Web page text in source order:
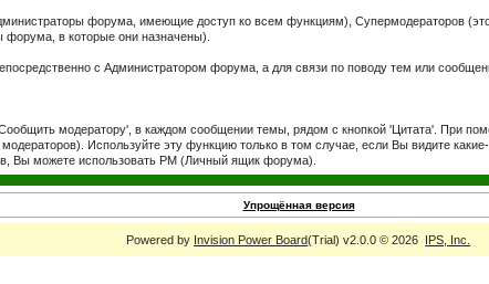
форума, имеющие доступ ко всем функциям), Супермодераторов
в которые они назначены).
с Администратором форума, а для связи по поводу тем или
модератору', в каждом сообщении темы, рядом с кнопкой 'Цитата'. При
Используйте эту функцию только в том случае, если Вы видите
Вы можете использовать PM (Личный ящик форума).
Упрощённая версия
Powered by Invision Power Board(Trial) v2.0.0 © 2026 IPS, Inc.